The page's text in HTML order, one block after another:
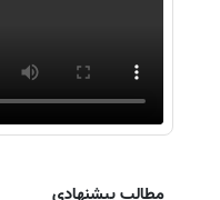
مطالب پیشنهادی